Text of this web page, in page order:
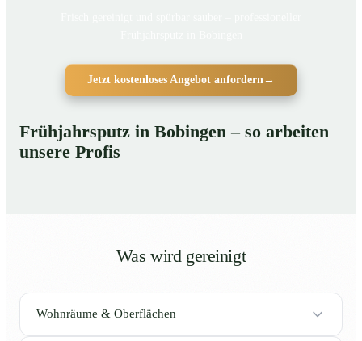
Jetzt kostenloses Angebot anfordern →
Frühjahrsputz in Bobingen – so arbeiten
unsere Profis
Was wird gereinigt
Wohnräume & Oberflächen